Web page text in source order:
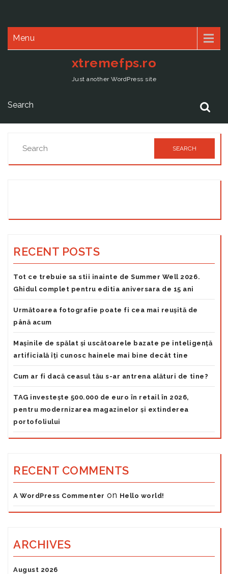
Menu
xtremefps.ro
Just another WordPress site
RECENT POSTS
Tot ce trebuie sa stii inainte de Summer Well 2026.
Ghidul complet pentru editia aniversara de 15 ani
Următoarea fotografie poate fi cea mai reușită de
până acum
Mașinile de spălat și uscătoarele bazate pe inteligență
artificială îți cunosc hainele mai bine decât tine
Cum ar fi dacă ceasul tău s-ar antrena alături de tine?
TAG investește 500.000 de euro în retail în 2026,
pentru modernizarea magazinelor și extinderea
portofoliului
RECENT COMMENTS
A WordPress Commenter on Hello world!
ARCHIVES
August 2026